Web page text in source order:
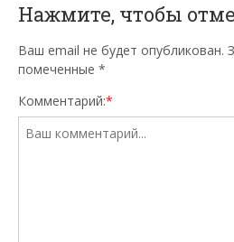
Нажмите, чтобы
Ваш email не будет опубликован.
помеченные *
Комментарий:*